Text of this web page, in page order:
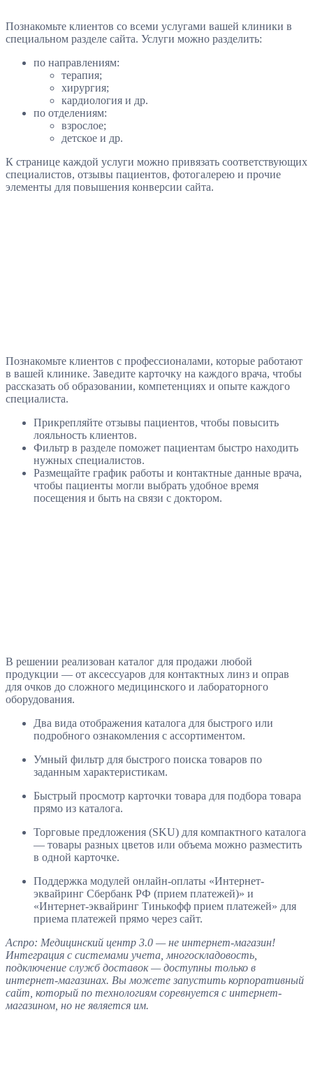
Познакомьте клиентов со всеми услугами вашей клиники в
специальном разделе сайта. Услуги можно разделить:
по направлениям:
терапия;
хирургия;
кардиология и др.
по отделениям:
взрослое;
детское и др.
К странице каждой услуги можно привязать соответствующих
специалистов, отзывы пациентов, фотогалерею и прочие
элементы для повышения конверсии сайта.
Познакомьте клиентов с профессионалами, которые работают
в вашей клинике. Заведите карточку на каждого врача, чтобы
рассказать об образовании, компетенциях и опыте каждого
специалиста.
Прикрепляйте отзывы пациентов, чтобы повысить
лояльность клиентов.
Фильтр в разделе поможет пациентам быстро находить
нужных специалистов.
Размещайте график работы и контактные данные врача,
чтобы пациенты могли выбрать удобное время
посещения и быть на связи с доктором.
В решении реализован каталог для продажи любой
продукции — от аксессуаров для контактных линз и оправ
для очков до сложного медицинского и лабораторного
оборудования.
Два вида отображения каталога для быстрого или
подробного ознакомления с ассортиментом.
Умный фильтр для быстрого поиска товаров по
заданным характеристикам.
Быстрый просмотр карточки товара для подбора товара
прямо из каталога.
Торговые предложения (SKU) для компактного каталога
— товары разных цветов или объема можно разместить
в одной карточке.
Поддержка модулей онлайн-оплаты «Интернет-
эквайринг Сбербанк РФ (прием платежей)» и
«Интернет-эквайринг Тинькофф прием платежей» для
приема платежей прямо через сайт.
Аспро: Медицинский центр 3.0 — не интернет-магазин!
Интеграция с системами учета, многоскладовость,
подключение служб доставок — доступны только в
интернет-магазинах. Вы можете запустить корпоративный
сайт, который по технологиям соревнуется с интернет-
магазином, но не является им.